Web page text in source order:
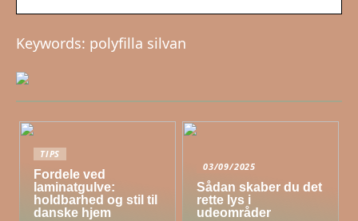
Keywords: polyfilla silvan
TIPS
Fordele ved
laminatgulve:
holdbarhed og stil til
danske hjem
03/09/2025
Sådan skaber du det
rette lys i
udeområder